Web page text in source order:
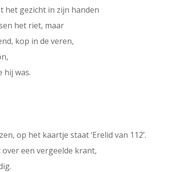
het gezicht in zijn handen
het riet, maar
kop in de veren,
hij was.
op het kaartje staat ‘Erelid van 112’.
een vergeelde krant,